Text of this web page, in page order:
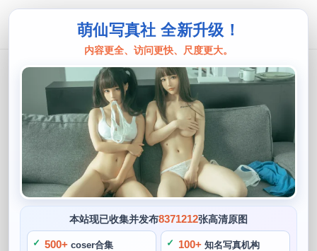
萌仙写真社 全新升级！
内容更全、访问更快、尺度更大。
本站现已收集并发布8371212张高清原图
500+ coser合集 100+ 知名写真机构
摄影达人香草喵露露，cos合集分享，
眼前一亮
阙知风
2024 年 5 月 30 日 10:39:20
416
首页 > 香草喵 > 正文
拥有丰富cos作品并兼有超高颜值的coser博主，刷着社交软